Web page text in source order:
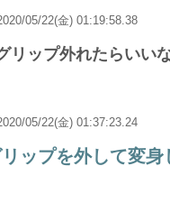
05/22(金) 01:19:58.38
リップ外れたらいい
05/22(金) 01:37:23.24
ップを外して変身